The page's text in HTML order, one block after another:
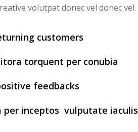
volutpat donec vel donec vel.
customers
torquent per conubia
feedbacks
per inceptos vulputate iaculis